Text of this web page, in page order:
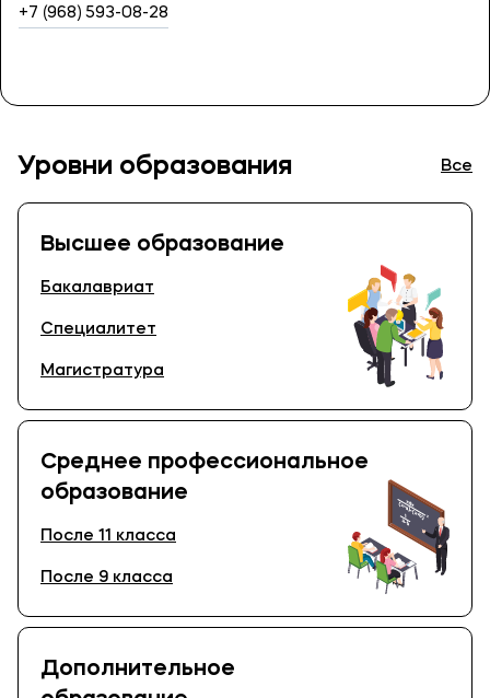
+7 (968) 593-08-28
Уровни образования Все
Высшее образование
Бакалавриат
Специалитет
Магистратура
Среднее профессиональное
образование
После 11 класса
После 9 класса
Дополнительное